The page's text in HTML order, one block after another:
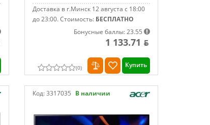
Доставка в г.Минск 12 августа с 18:00
до 23:00.Стоимость: БЕСПЛАТНО
Бонусные баллы: 23.55
1 133.71 ƃ
(0) Купить
Код:3317035 В наличии